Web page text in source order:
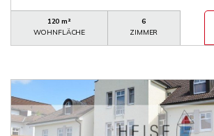
120 m²
WOHNFLÄCHE
6
ZIMMER